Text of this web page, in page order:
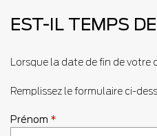
EST-IL TEMPS
Lorsque la date de fin de
Remplissez le formulaire ci-
Prénom *